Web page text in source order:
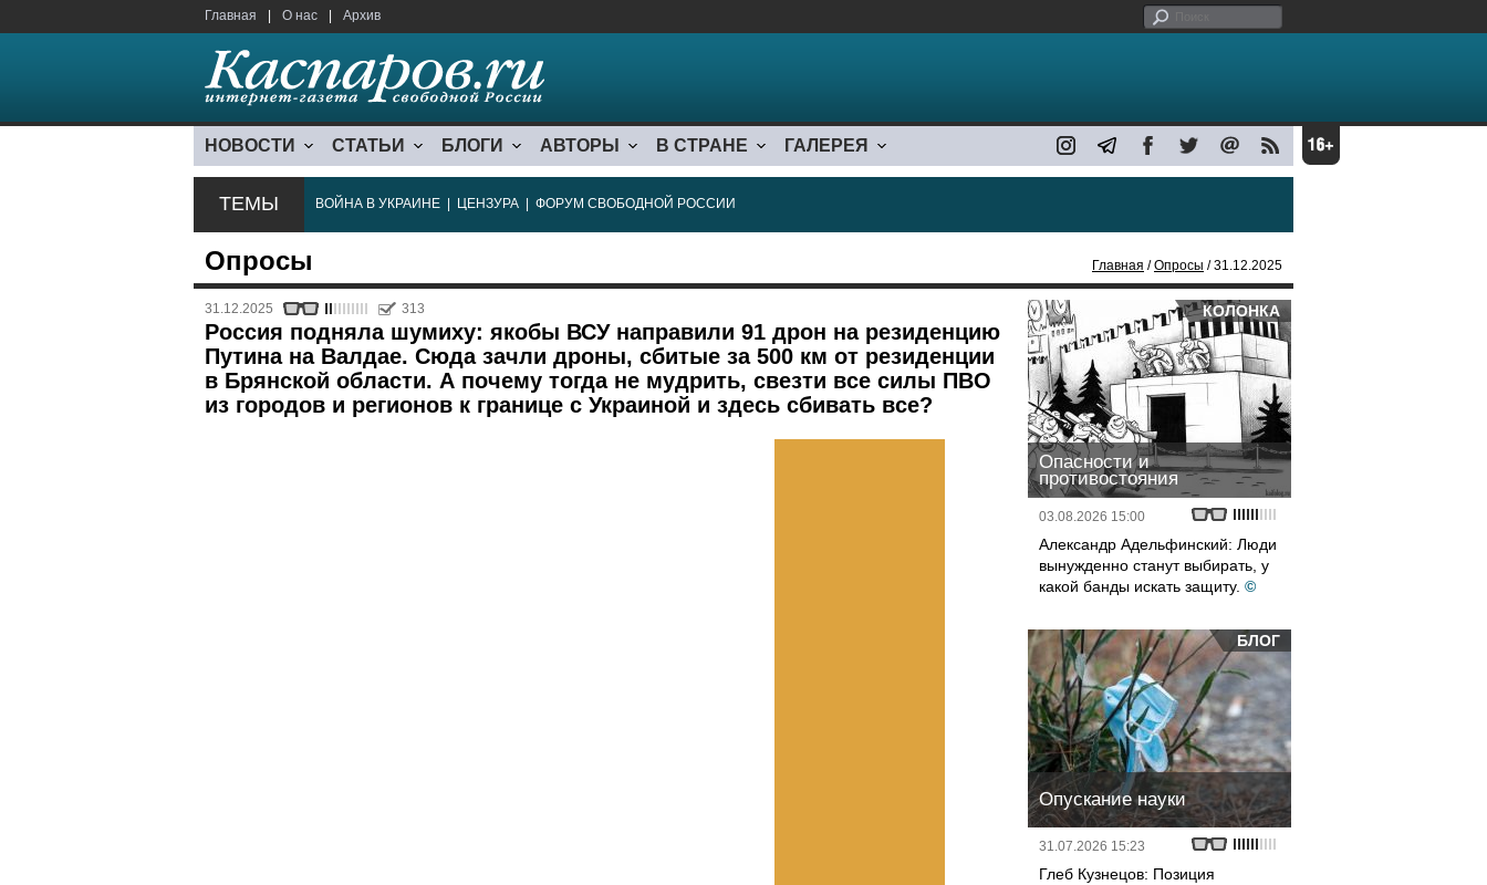
Главная О нас Архив
НОВОСТИ СТАТЬИ БЛОГИ АВТОРЫ В СТРАНЕ ГАЛЕРЕЯ
ТЕМЫ ВОЙНА В УКРАИНЕ ЦЕНЗУРА ФОРУМ СВОБОДНОЙ РОССИИ
Опросы Главная /Опросы / 31.12.2025
31.12.2025 313
Россия подняла шумиху: якобы ВСУ направили 91 дрон на резиденцию
Путина на Валдае. Сюда зачли дроны, сбитые за 500 км от резиденции
в Брянской области. А почему тогда не мудрить, свезти все силы ПВО
из городов и регионов к границе с Украиной и здесь сбивать все?
КОЛОНКА
Опасности и
противостояния
03.08.2026 15:00
Александр Адельфинский: Люди
вынужденно станут выбирать, у
какой банды искать защиту. ©
БЛОГ
Опускание науки
31.07.2026 15:23
Глеб Кузнецов: Позиция